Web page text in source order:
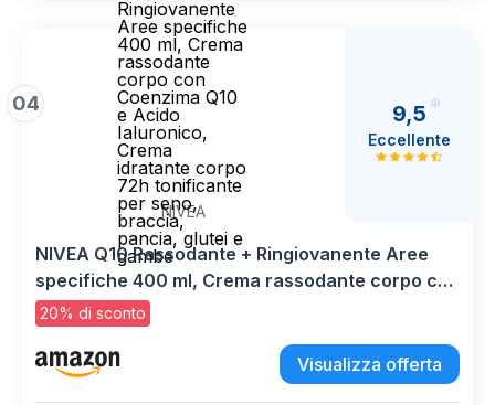
04
Ringiovanente
Aree specifiche
400 ml, Crema
rassodante
corpo con
Coenzima Q10
e Acido
Ialuronico,
Crema
idratante corpo
72h tonificante
per seno,
braccia,
pancia, glutei e
gambe
NIVEA
9,5
Eccellente
NIVEA Q10 Rassodante + Ringiovanente Aree
specifiche 400 ml, Crema rassodante corpo con
Coenzima Q10 e Acido Ialuronico, Crema
idratante corpo 72h tonificante per seno,
braccia, pancia, glutei e gambe
20% di sconto
Visualizza offerta